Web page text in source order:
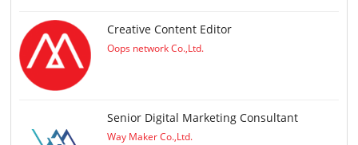
Creative Content Editor
Oops network Co.,Ltd.
Senior Digital Marketing Consultant
Way Maker Co.,Ltd.